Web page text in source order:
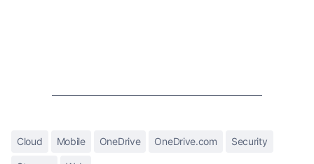
Cloud Mobile OneDrive OneDrive.com Security